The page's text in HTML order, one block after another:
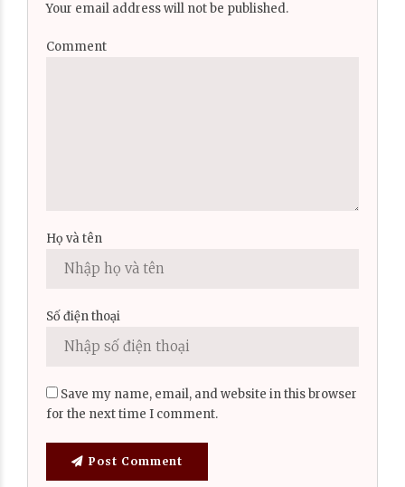
Your email address will not be published.
Comment
Họ và tên
Số điện thoại
Save my name, email, and website in this browser
for the next time I comment.
Post Comment